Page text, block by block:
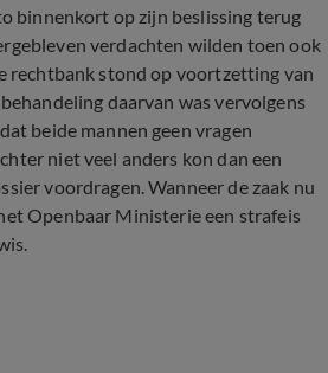
binnenkort op zijn beslissing terug
verdachten wilden toen ook
rechtbank stond op voortzetting van
daarvan was vervolgens
beide mannen geen vragen
niet veel anders kon dan een
voordragen. Wanneer de zaak nu
Openbaar Ministerie een strafeis